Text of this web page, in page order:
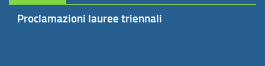
Proclamazioni lauree triennali